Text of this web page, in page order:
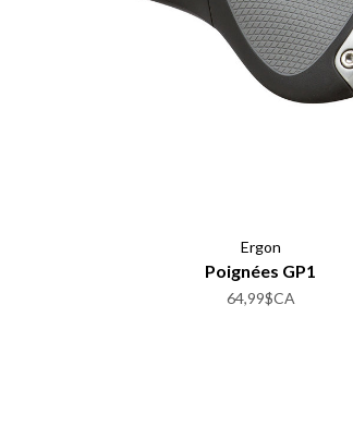
Ergon
Poignées GP1
64,99$CA